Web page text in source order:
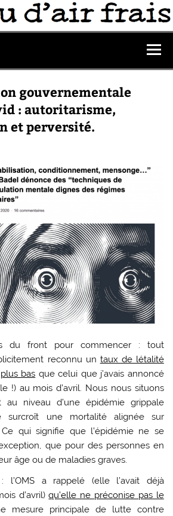
gouvernementale
: autoritarisme,
et perversité.
du front pour commencer : tout
reconnu un taux de létalité
bas que celui que j’avais annoncé
!) au mois d’avril. Nous nous situons
au niveau d’une épidémie grippale
surcroît une mortalité alignée sur
Ce qui signifie que l’épidémie ne se
que pour des personnes en
âge ou de maladies graves.
l’OMS a rappelé (elle l’avait déjà
d’avril)qu’elle ne préconise pas le
mesure principale de lutte contre